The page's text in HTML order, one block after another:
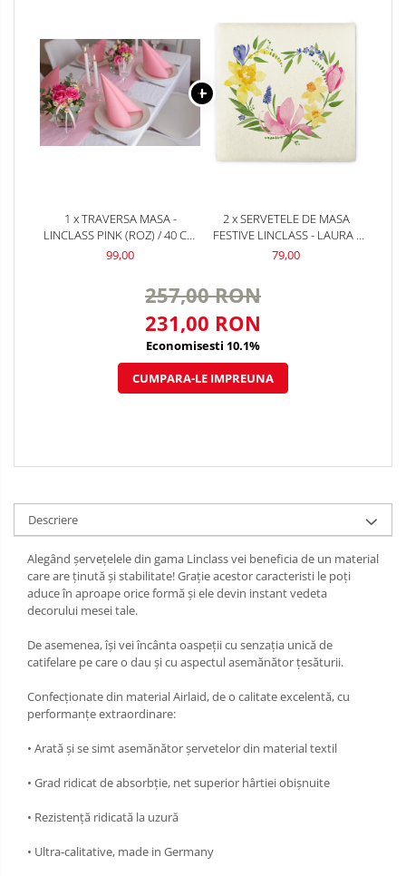
1 x TRAVERSA MASA -
LINCLASS PINK (ROZ) / 40 CM
X 24 M / 1 BUC
99,00
2 x SERVETELE DE MASA
FESTIVE LINCLASS - LAURA /
40 X 40 CM / 50 BUC
79,00
257,00 RON
231,00 RON
Economisesti 10.1%
CUMPARA-LE IMPREUNA
Descriere
Alegând șervețelele din gama Linclass vei beneficia de un material
care are ținută și stabilitate! Grație acestor caracteristi le poți
aduce în aproape orice formă și ele devin instant vedeta
decorului mesei tale.
De asemenea, își vei încânta oaspeții cu senzația unică de
catifelare pe care o dau și cu aspectul asemănător țesăturii.
Confecționate din material Airlaid, de o calitate excelentă, cu
performanțe extraordinare:
• Arată și se simt asemănător șervetelor din material textil
• Grad ridicat de absorbție, net superior hârtiei obișnuite
• Rezistență ridicată la uzură
• Ultra-calitative, made in Germany